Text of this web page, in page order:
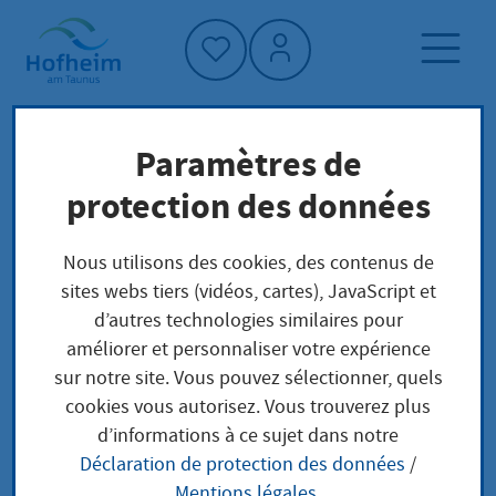
Accueil"
Page d'accueil
Trouver un service
Préoccupations locales
Asylantrag
Leistungsbeschreibung
In Deutschland haben politisch Verfolgte einen
Paramètres de
protection des données
Nous utilisons des cookies, des contenus de
sites webs tiers (vidéos, cartes), JavaScript et
d’autres technologies similaires pour
améliorer et personnaliser votre expérience
sur notre site. Vous pouvez sélectionner, quels
cookies vous autorisez. Vous trouverez plus
d’informations à ce sujet dans notre
Déclaration de protection des données /